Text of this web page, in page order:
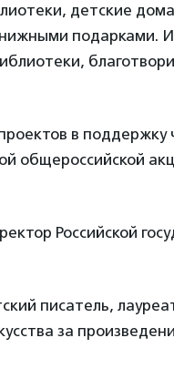
детские
подарками.
в поддержку
общероссийской
Российской
писатель,
за